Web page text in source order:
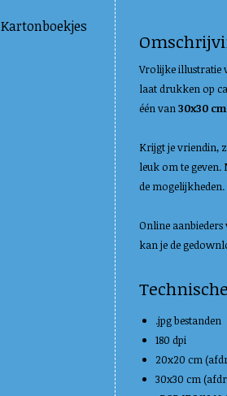
Kartonboekjes
Vrolijke illustratie
laat drukken op
één van30x30 cm
Krijgt je vriendin,
leuk om te geven.
de mogelijkheden.
Online
kan je de
.jpg bestanden
180 dpi
20x20 cm
30x30 cm